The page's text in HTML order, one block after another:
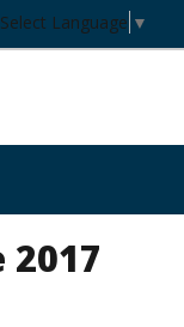
Select Language ▼